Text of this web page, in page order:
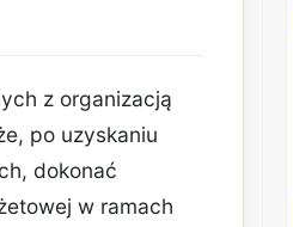
z organizacją
po uzyskaniu
dokonać
w ramach